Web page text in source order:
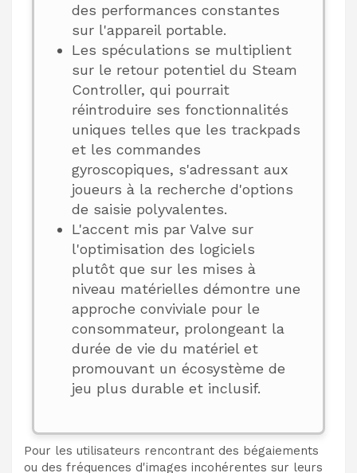
des performances constantes
sur l'appareil portable.
Les spéculations se multiplient
sur le retour potentiel du Steam
Controller, qui pourrait
réintroduire ses fonctionnalités
uniques telles que les trackpads
et les commandes
gyroscopiques, s'adressant aux
joueurs à la recherche d'options
de saisie polyvalentes.
L'accent mis par Valve sur
l'optimisation des logiciels
plutôt que sur les mises à
niveau matérielles démontre une
approche conviviale pour le
consommateur, prolongeant la
durée de vie du matériel et
promouvant un écosystème de
jeu plus durable et inclusif.
Pour les utilisateurs rencontrant des bégaiements
ou des fréquences d'images incohérentes sur leurs